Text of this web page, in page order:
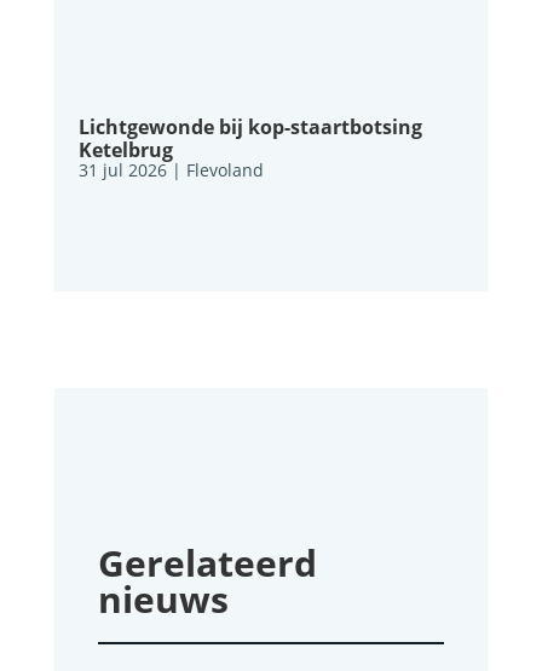
Lichtgewonde bij kop-staartbotsing
Ketelbrug
31 jul 2026| Flevoland
Gerelateerd
nieuws